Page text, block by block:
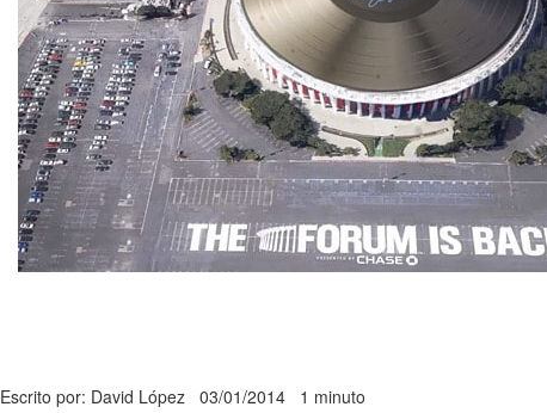
Escrito por: David López 03/01/2014 1 minuto